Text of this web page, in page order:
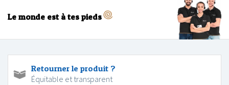
Le monde est à tes pieds
Retourner le produit ?
Équitable et transparent